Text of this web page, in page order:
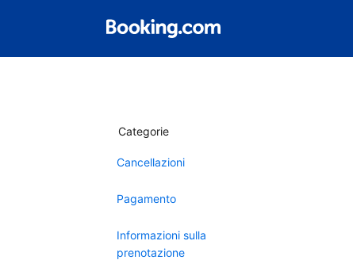
Categorie
Cancellazioni
Pagamento
Informazioni sulla
prenotazione